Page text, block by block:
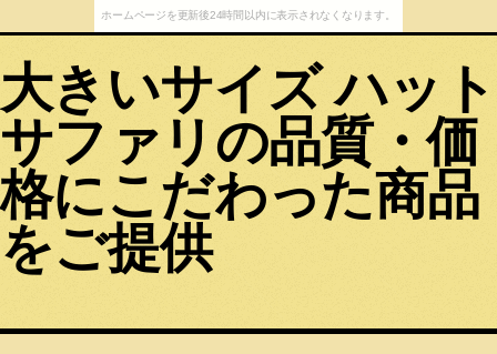
ホームページを更新後24時間以内に表示されなくなります。
大きいサイズ ハット
サファリの品質・価
格にこだわった商品
をご提供